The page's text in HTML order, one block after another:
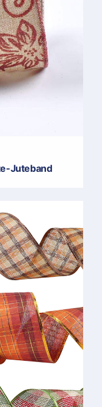
Juteband